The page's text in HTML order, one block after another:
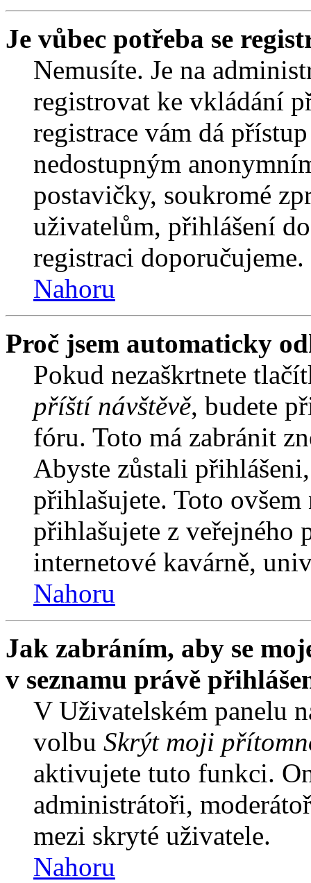
Je vůbec potřeba se
Nemusíte. Je na
registrovat ke vkládání
registrace vám dá
nedostupným
postavičky, soukromé
uživatelům, přihlášení
registraci
Nahoru
Proč jsem automaticky
Pokud nezaškrtnete
příští návštěvě, budete
fóru. Toto má zabránit
Abyste zůstali
přihlašujete. Toto
přihlašujete z veřejného
internetové kavárně,
Nahoru
Jak zabráním, aby se
v seznamu právě
V Uživatelském panelu
volbu Skrýt moji
aktivujete tuto funkci.
administrátoři,
mezi skryté uživatele.
Nahoru